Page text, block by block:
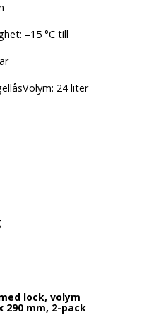
–15 °C till
24 liter
lock, volym
290 mm, 2-pack